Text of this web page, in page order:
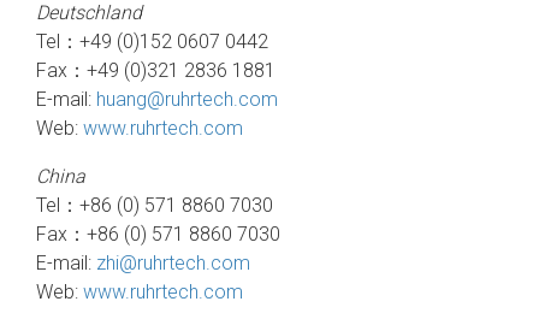
Deutschland
Tel：+49 (0)152 0607 0442
Fax：+49 (0)321 2836 1881
E-mail: huang@ruhrtech.com
Web: www.ruhrtech.com
China
Tel：+86 (0) 571 8860 7030
Fax：+86 (0) 571 8860 7030
E-mail: zhi@ruhrtech.com
Web: www.ruhrtech.com